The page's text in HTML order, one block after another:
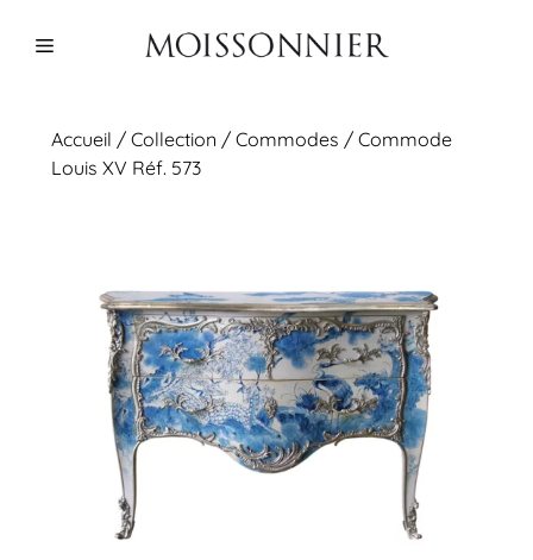
Menu
Accueil /Collection /Commodes / Commode
Louis XV Réf. 573